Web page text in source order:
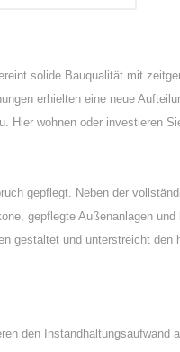
solide Bauqualität mit
erhielten eine neue
Hier wohnen oder investieren
gepflegt. Neben der
gepflegte Außenanlagen
gestaltet und unterstreicht den
den Instandhaltungsaufwand